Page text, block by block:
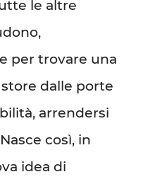
le altre
per trovare una
dalle porte
arrendersi
così, in
idea di